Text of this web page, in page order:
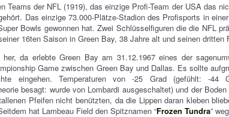
Teams der NFL (1919), das einzige Profi-Team der USA das
Das einzige 73.000-Plätze-Stadion des Profisports in
Bowls gewonnen hat. Zwei Schlüsselfiguren die die NFL
16ten Saison in Green Bay, 38 Jahre alt und seinen dritten
da erlebte Green Bay am 31.12.1967 eines der
Game zwischen Green Bay und Dallas. Es sollte
eingehen. Temperaturen von -25 Grad (gefühlt: -44
besagt: wurde von Lombardi ausgeschaltet) und der
Pfeifen nicht benützten, da die Lippen daran kleben
hat Lambeau Field den Spitznamen “Frozen Tundra”